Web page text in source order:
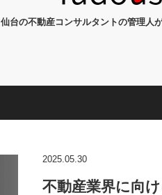
仙台の不動産コンサルタントの管理人
2025.05.30
不動産業界に向